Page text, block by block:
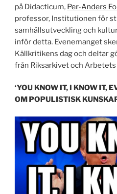
på Didacticum, Per-Anders
professor, Institutionen för
samhällsutveckling och
inför detta. Evenemanget
Källkritikens dag och deltar
från Riksarkivet och
‘YOU KNOW IT, I KNOW IT,
OM POPULISTISK